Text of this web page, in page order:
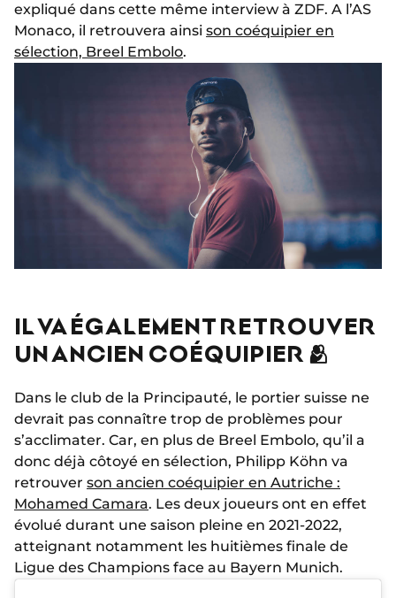
expliqué dans cette même interview à ZDF. A l’AS
Monaco, il retrouvera ainsi son coéquipier en
sélection, Breel Embolo.
IL VA ÉGALEMENT RETROUVER
UN ANCIEN COÉQUIPIER 🫂
Dans le club de la Principauté, le portier suisse ne
devrait pas connaître trop de problèmes pour
s’acclimater. Car, en plus de Breel Embolo, qu’il a
donc déjà côtoyé en sélection, Philipp Köhn va
retrouver son ancien coéquipier en Autriche :
Mohamed Camara. Les deux joueurs ont en effet
évolué durant une saison pleine en 2021-2022,
atteignant notamment les huitièmes finale de
Ligue des Champions face au Bayern Munich.